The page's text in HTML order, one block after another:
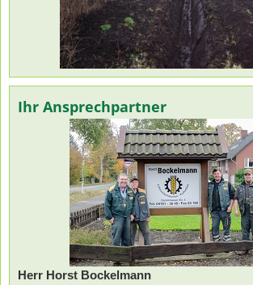
Ihr Ansprechpartner
Herr Horst Bockelmann